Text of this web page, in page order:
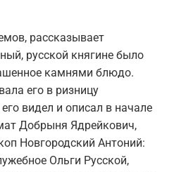
рассказывает
русской княгине было
камнями блюдо.
его в ризницу
видел и описал в начале
Добрыня Ядрейкович,
Новгородский Антоний:
Ольги Русской,